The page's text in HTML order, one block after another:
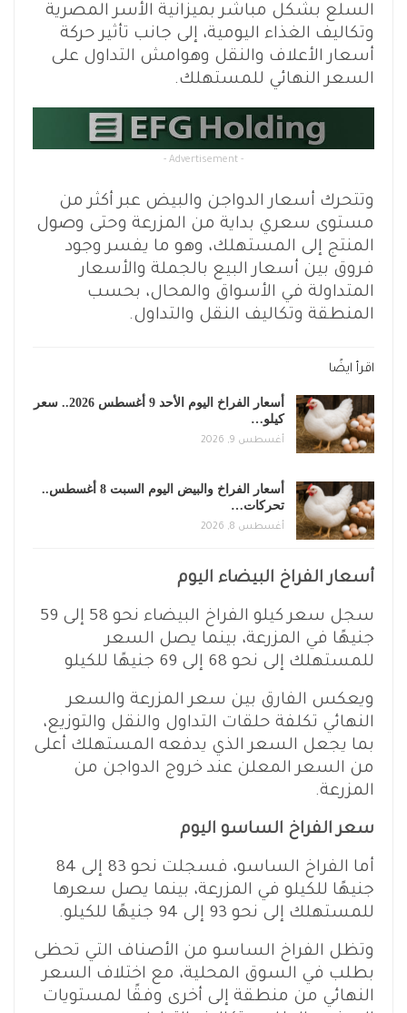
السلع بشكل مباشر بميزانية الأسر المصرية
وتكاليف الغذاء اليومية، إلى جانب تأثير حركة
أسعار الأعلاف والنقل وهوامش التداول على
السعر النهائي للمستهلك.
- Advertisement -
وتتحرك أسعار الدواجن والبيض عبر أكثر من
مستوى سعري بداية من المزرعة وحتى وصول
المنتج إلى المستهلك، وهو ما يفسر وجود
فروق بين أسعار البيع بالجملة والأسعار
المتداولة في الأسواق والمحال، بحسب
المنطقة وتكاليف النقل والتداول.
اقرأ ايضًا
أسعار الفراخ اليوم الأحد 9 أغسطس 2026.. سعر
كيلو…
أغسطس 9, 2026
أسعار الفراخ والبيض اليوم السبت 8 أغسطس..
تحركات…
أغسطس 8, 2026
أسعار الفراخ البيضاء اليوم
سجل سعر كيلو الفراخ البيضاء نحو 58 إلى 59
جنيهًا في المزرعة، بينما يصل السعر
للمستهلك إلى نحو 68 إلى 69 جنيهًا للكيلو
ويعكس الفارق بين سعر المزرعة والسعر
النهائي تكلفة حلقات التداول والنقل والتوزيع،
بما يجعل السعر الذي يدفعه المستهلك أعلى
من السعر المعلن عند خروج الدواجن من
المزرعة.
سعر الفراخ الساسو اليوم
أما الفراخ الساسو، فسجلت نحو 83 إلى 84
جنيهًا للكيلو في المزرعة، بينما يصل سعرها
للمستهلك إلى نحو 93 إلى 94 جنيهًا للكيلو.
وتظل الفراخ الساسو من الأصناف التي تحظى
بطلب في السوق المحلية، مع اختلاف السعر
النهائي من منطقة إلى أخرى وفقًا لمستويات